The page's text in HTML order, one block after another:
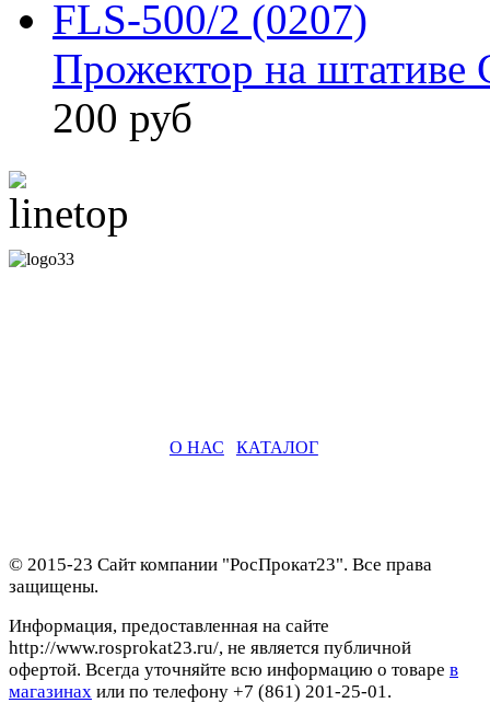
Прожектор на штативе
200 руб
О НАС КАТАЛОГ
© 2015-23 Сайт компании "РосПрокат23". Все права
защищены.
Информация, предоставленная на сайте
http://www.rosprokat23.ru/, не является публичной
офертой. Всегда уточняйте всю информацию о товаре в
магазинах или по телефону +7 (861) 201-25-01.